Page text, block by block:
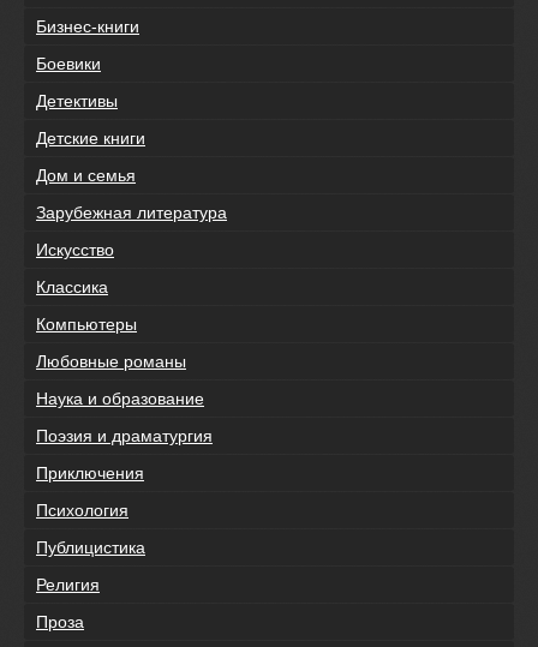
Бизнес-книги
Боевики
Детективы
Детские книги
Дом и семья
Зарубежная литература
Искусство
Классика
Компьютеры
Любовные романы
Наука и образование
Поэзия и драматургия
Приключения
Психология
Публицистика
Религия
Проза